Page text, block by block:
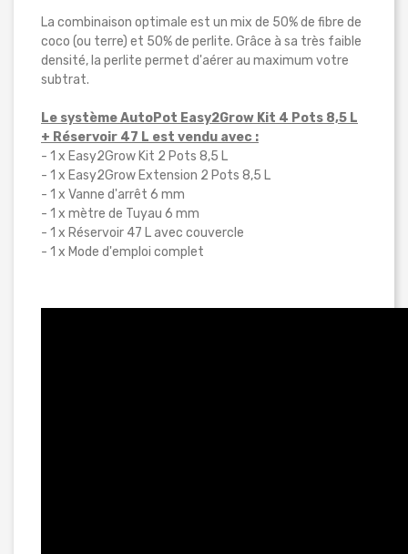
La combinaison optimale est un mix de 50% de fibre de
coco (ou terre) et 50% de perlite. Grâce à sa très faible
densité, la perlite permet d'aérer au maximum votre
subtrat.
Le système AutoPot Easy2Grow Kit 4 Pots 8,5 L
+ Réservoir 47 L est vendu avec :
- 1 x Easy2Grow Kit 2 Pots 8,5 L
- 1 x Easy2Grow Extension 2 Pots 8,5 L
- 1 x Vanne d'arrêt 6 mm
- 1 x mètre de Tuyau 6 mm
- 1 x Réservoir 47 L avec couvercle
- 1 x Mode d'emploi complet